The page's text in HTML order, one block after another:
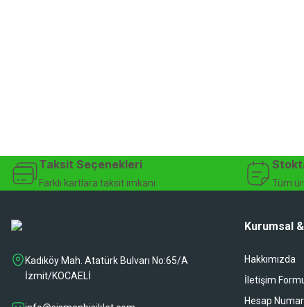
Taksit Seçenekleri
Farklı kartlara taksit imkanı Tüm
Kadıköy Mah. Atatürk Bulvarı No:65/A
İzmit/KOCAELİ
Kurumsal
Hakkımızda
İletişim
Hesap